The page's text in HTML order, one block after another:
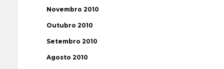
Novembro 2010
Outubro 2010
Setembro 2010
Agosto 2010